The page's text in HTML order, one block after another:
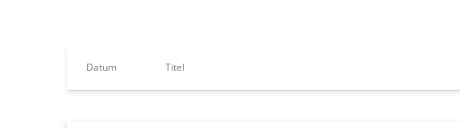
Datum Titel